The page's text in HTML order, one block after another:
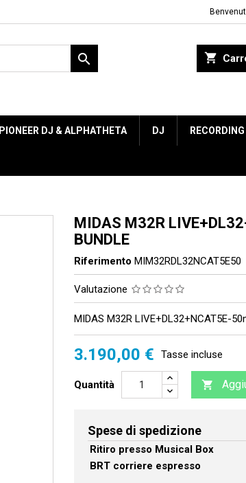
shopping_cart

PIONEER DJ & ALPHATHETA DJ RECORDING
MIDAS M32R
BUNDLE
Riferimento MIM32RDL32NCAT5E50
Valutazione
MIDAS M32R LIVE+DL32+NCAT5E-
3.190,00 € Tasse incluse
Quantità 
Spese di spedizione
Ritiro presso Musical Box
BRT corriere espresso